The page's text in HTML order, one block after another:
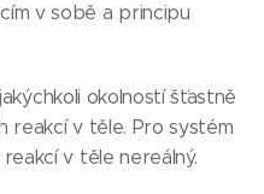
v sobě a principu
okolností šťastně
reakcí v těle. Pro systém
v těle nereálný.